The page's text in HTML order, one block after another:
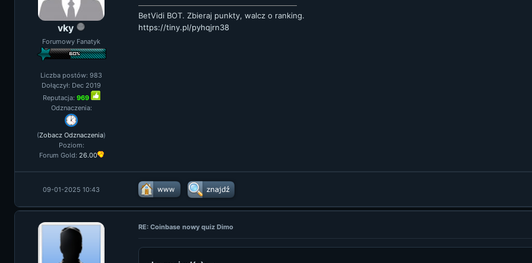
vky
Forumowy Fanatyk
Liczba postów: 983
Dołączył: Dec 2019
Reputacja: 969
Odznaczenia:
(Zobacz Odznaczenia)
Poziom:
Forum Gold: 26.00
BetVidi BOT. Zbieraj punkty, walcz o ranking.
https://tiny.pl/pyhqjrn38
09-01-2025 10:43
RE: Coinbase nowy quiz Dimo